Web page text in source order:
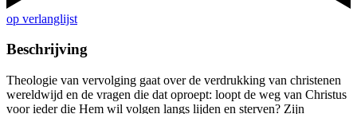
op verlanglijst
Beschrijving
Theologie van vervolging gaat over de verdrukking van christenen
wereldwijd en de vragen die dat oproept: loopt de weg van Christus
voor ieder die Hem wil volgen langs lijden en sterven? Zijn